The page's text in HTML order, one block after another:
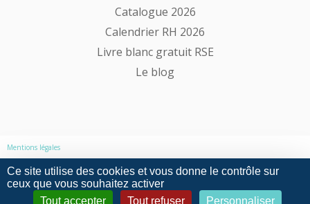
Catalogue 2026
Calendrier RH 2026
Livre blanc gratuit RSE
Le blog
Mentions légales
Politique de confidentialité
Ce site utilise des cookies et vous donne le contrôle sur
ceux que vous souhaitez activer
Tout accepter
Tout refuser Personnaliser